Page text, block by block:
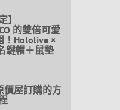
】
的雙倍可愛
！Hololive ×
鍵帽＋鼠墊
價屋訂購的方